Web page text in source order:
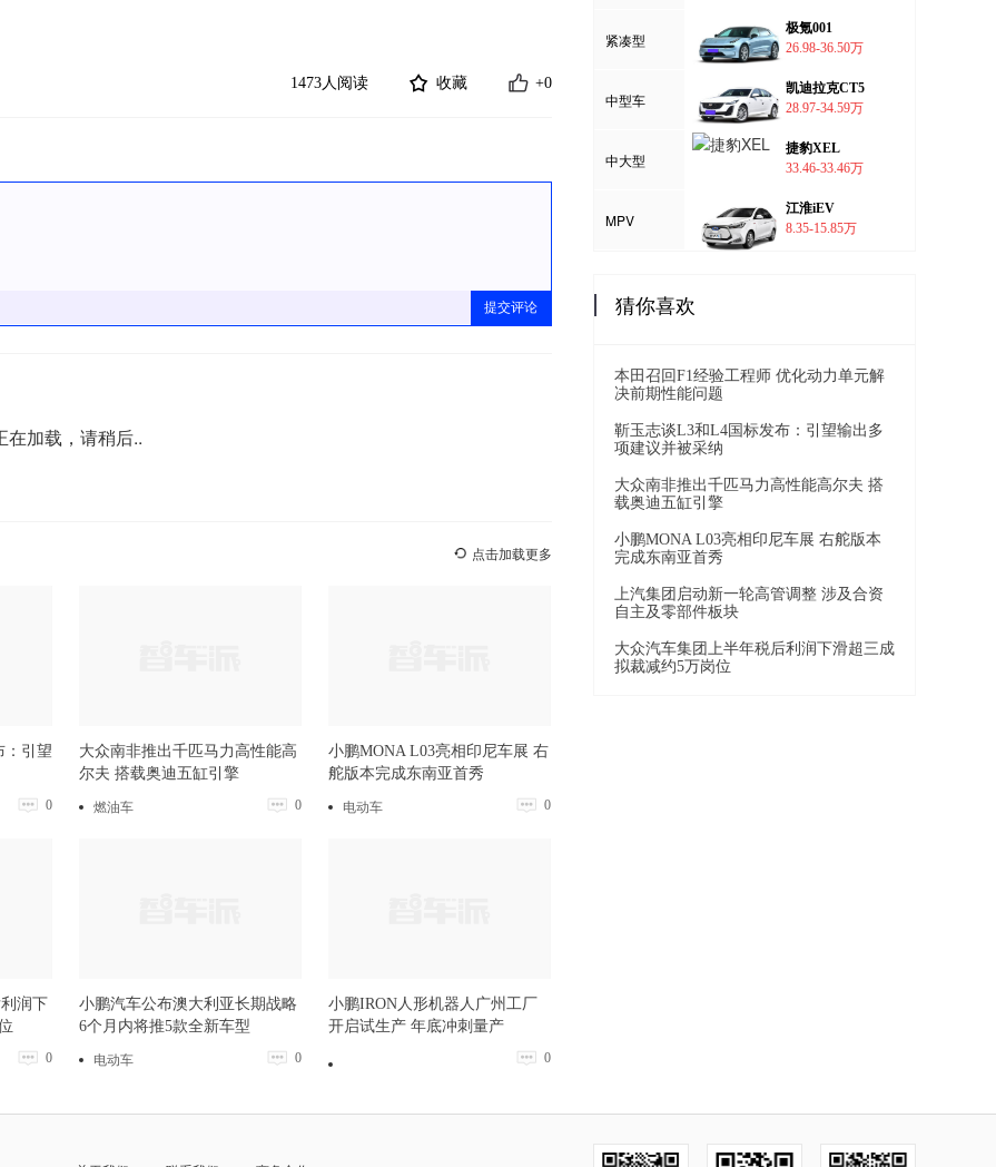
+0
收藏
1473人阅读
提交评论
在加载，请稍后..
点击加载更多
：引望
0
大众南非推出千匹马力高性能高
尔夫 搭载奥迪五缸引擎
燃油车 0
小鹏MONA L03亮相印尼车展 右
舵版本完成东南亚首秀
电动车 0
润下
0
小鹏汽车公布澳大利亚长期战略
6个月内将推5款全新车型
电动车 0
小鹏IRON人形机器人广州工厂
开启试生产 年底冲刺量产
0
紧凑型
中型车
中大型
MPV
极氪001
26.98-36.50万
凯迪拉克CT5
28.97-34.59万
捷豹XEL
33.46-33.46万
江淮iEV
8.35-15.85万
猜你喜欢
本田召回F1经验工程师 优化动力单元解
决前期性能问题
靳玉志谈L3和L4国标发布：引望输出多
项建议并被采纳
大众南非推出千匹马力高性能高尔夫 搭
载奥迪五缸引擎
小鹏MONA L03亮相印尼车展 右舵版本
完成东南亚首秀
上汽集团启动新一轮高管调整 涉及合资
自主及零部件板块
大众汽车集团上半年税后利润下滑超三成
拟裁减约5万岗位